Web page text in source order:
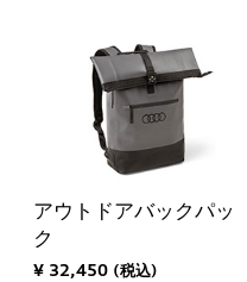
アウトドアバックパッ
ク
¥ 32,450 (税込)